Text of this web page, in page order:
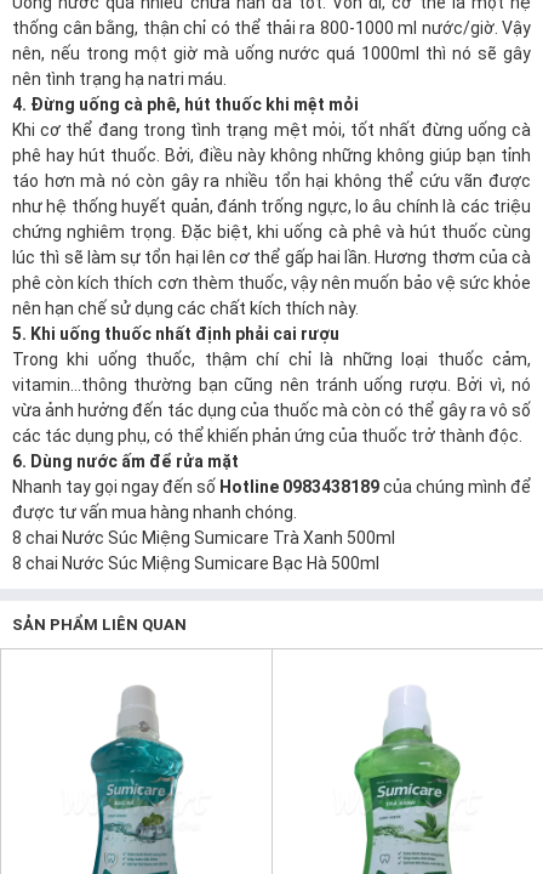
thống cân bằng, thận chỉ có thể thải ra 800-1000 ml nước/giờ. Vậy
nên, nếu trong một giờ mà uống nước quá 1000ml thì nó sẽ gây
nên tình trạng hạ natri máu.
4. Đừng uống cà phê, hút thuốc khi mệt mỏi
Khi cơ thể đang trong tình trạng mệt mỏi, tốt nhất đừng uống cà
phê hay hút thuốc. Bởi, điều này không những không giúp bạn tỉnh
táo hơn mà nó còn gây ra nhiều tổn hại không thể cứu vãn được
như hệ thống huyết quản, đánh trống ngực, lo âu chính là các triệu
chứng nghiêm trọng. Đặc biệt, khi uống cà phê và hút thuốc cùng
lúc thì sẽ làm sự tổn hại lên cơ thể gấp hai lần. Hương thơm của cà
phê còn kích thích cơn thèm thuốc, vậy nên muốn bảo vệ sức khỏe
nên hạn chế sử dụng các chất kích thích này.
5. Khi uống thuốc nhất định phải cai rượu
Trong khi uống thuốc, thậm chí chỉ là những loại thuốc cảm,
vitamin…thông thường bạn cũng nên tránh uống rượu. Bởi vì, nó
vừa ảnh hưởng đến tác dụng của thuốc mà còn có thể gây ra vô số
các tác dụng phụ, có thể khiến phản ứng của thuốc trở thành độc.
6. Dùng nước ấm để rửa mặt
Nhanh tay gọi ngay đến số Hotline 0983438189của chúng mình để
được tư vấn mua hàng nhanh chóng.
8 chai Nước Súc Miệng Sumicare Trà Xanh 500ml
8 chai Nước Súc Miệng Sumicare Bạc Hà 500ml
SẢN PHẨM LIÊN QUAN